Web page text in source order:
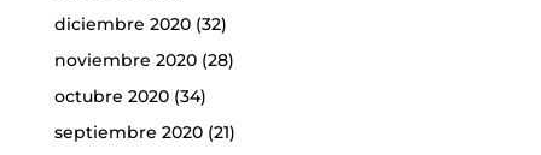
diciembre 2020(32)
noviembre 2020(28)
octubre 2020(34)
septiembre 2020(21)